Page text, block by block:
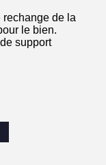
de la
le bien.
support